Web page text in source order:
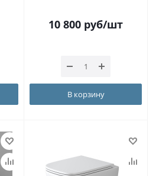
10 800 руб/шт
В корзину